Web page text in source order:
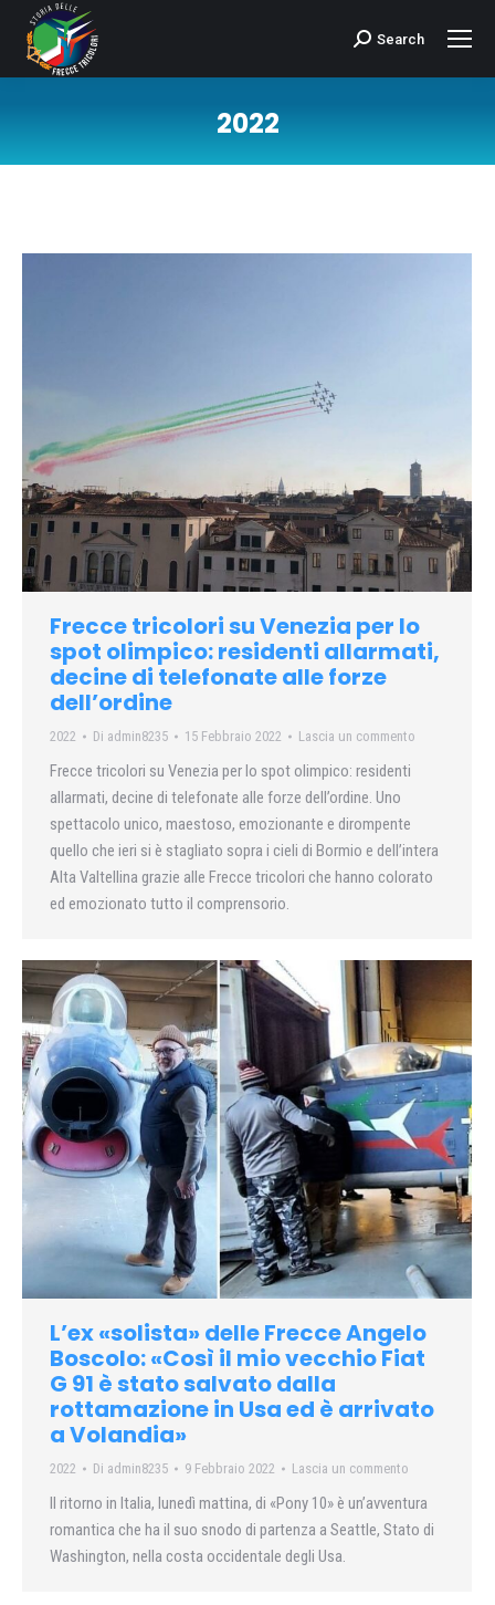
Cerca:Search
2022
Frecce tricolori su Venezia per lo
spot olimpico: residenti allarmati,
decine di telefonate alle forze
dell’ordine
2022 Di admin8235 15 Febbraio 2022 Lascia un commento
Frecce tricolori su Venezia per lo spot olimpico: residenti
allarmati, decine di telefonate alle forze dell’ordine. Uno
spettacolo unico, maestoso, emozionante e dirompente
quello che ieri si è stagliato sopra i cieli di Bormio e dell’intera
Alta Valtellina grazie alle Frecce tricolori che hanno colorato
ed emozionato tutto il comprensorio.
L’ex «solista» delle Frecce Angelo
Boscolo: «Così il mio vecchio Fiat
G 91 è stato salvato dalla
rottamazione in Usa ed è arrivato
a Volandia»
2022 Di admin8235 9 Febbraio 2022 Lascia un commento
Il ritorno in Italia, lunedì mattina, di «Pony 10» è un’avventura
romantica che ha il suo snodo di partenza a Seattle, Stato di
Washington, nella costa occidentale degli Usa.